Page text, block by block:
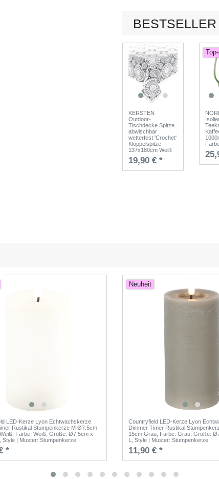
BESTSELLER
KERSTEN
Outdoor-
Tischdecke Spitze
abwischbar
wetterfest 'Crochet'
Klöppelspitze
137x180cm Weiß
19,90 € *
LED-Kerze Lyon Echtwachskerze
Rustikal Stumpenkerze M Ø7.5cm
, Farbe: Weiß , Größe: Ø7.5cm x
, Style | Muster: Stumpenkerze
*
Neuheit
Countryfield LED-Kerze Lyon
Dimmer Timer Rustikal
15cm Grau , Farbe: Grau , Größe:
L
, Style | Muster: Stumpenkerze
11,90 € *